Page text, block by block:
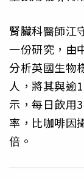
腎臟科醫師江
一份研究，由
分析英國生物
人，將其與逾
示，每日飲用
率，比咖啡因
倍。